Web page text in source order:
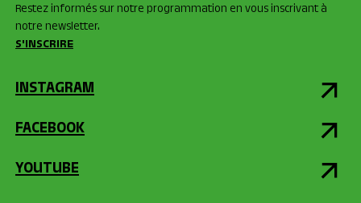
Restez informés sur notre programmation en vous inscrivant à
notre newsletter.
S'INSCRIRE
INSTAGRAM
FACEBOOK
YOUTUBE